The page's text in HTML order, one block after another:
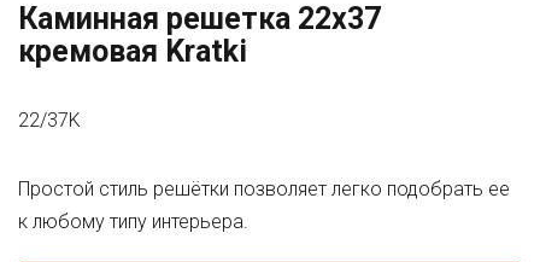
Каминная решетка 22x37
кремовая Kratki
22/37K
Простой стиль решётки позволяет легко подобрать ее
к любому типу интерьера.